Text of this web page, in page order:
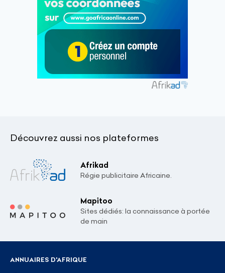
Découvrez aussi nos plateformes
Afrikad
Régie publicitaire Africaine.
Mapitoo
Sites dédiés: la connaissance à portée
de main
ANNUAIRES D'AFRIQUE